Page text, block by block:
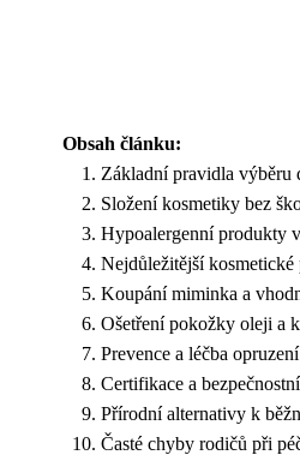
Obsah článku:
Základní pravidla výběru
Složení kosmetiky bez
Hypoalergenní produkty
Nejdůležitější
Koupání miminka a
Ošetření pokožky oleji a
Prevence a léčba
Certifikace a
Přírodní alternativy k
Časté chyby rodičů při